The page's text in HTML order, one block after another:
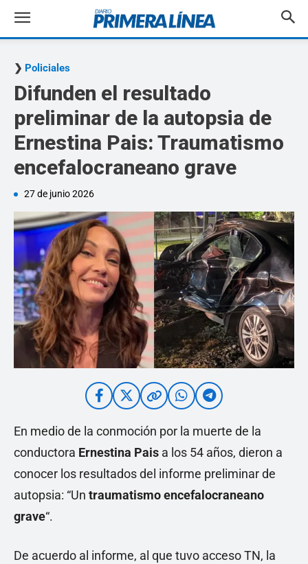
Policiales
Difunden el resultado
preliminar de la autopsia de
Ernestina Pais: Traumatismo
encefalocraneano grave
27 de junio 2026
En medio de la conmoción por la muerte de la
conductora Ernestina Pais a los 54 años, dieron a
conocer los resultados del informe preliminar de
autopsia: “Un traumatismo encefalocraneano
grave“.
De acuerdo al informe, al que tuvo acceso TN, la